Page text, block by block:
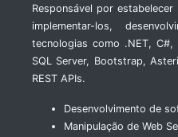
Responsável por
implementar-los,
tecnologias como .NET, C#,
SQL Server, Bootstrap,
REST APIs.
Desenvolvimento de
Manipulação de Web